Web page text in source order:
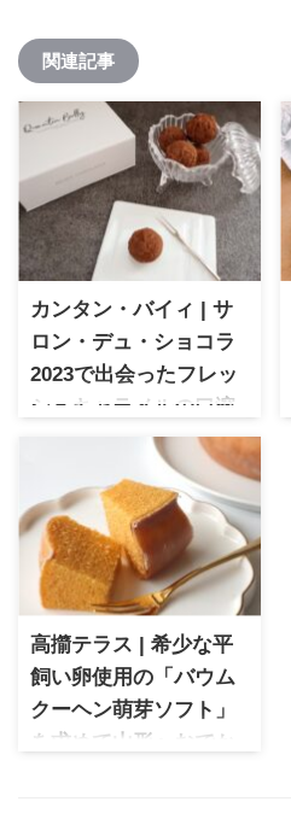
関連記事
カンタン・バイィ | サ
ロン・デュ・ショコラ
2023で出会ったフレッ
シュキャラメルの口溶
けに感動「コフレ トリ
カンタン・バイィ 人気ショコ
ラ「コフレ トリュフ」。サロ
ン・デュ・ショコラ2023で購
入した、フレッシュキャラメ
ルの口溶けが絶品の逸品。
高擶テラス | 希少な平
飼い卵使用の「バウム
クーヘン萌芽ソフト」
を求めて山形へおでか